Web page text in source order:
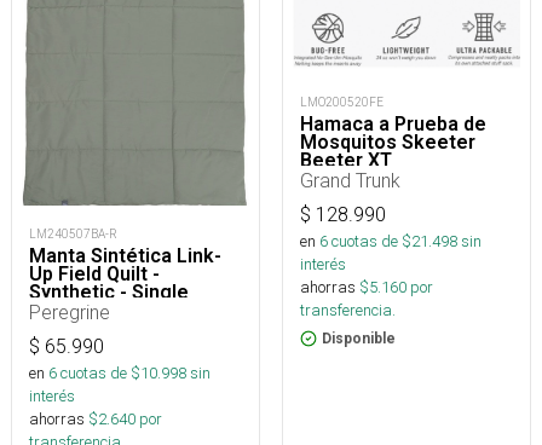
LM240507BA-R
Manta Sintética Link-
Up Field Quilt -
Synthetic - Single
Peregrine
$ 65.990
en 6cuotas de $10.998sin
interés
ahorras $2.640 por
LMO200520FE
Hamaca a Prueba de
Mosquitos Skeeter
Beeter XT
Grand Trunk
$ 128.990
en 6cuotas de $21.498sin
interés
ahorras $5.160 por
transferencia.
Disponible